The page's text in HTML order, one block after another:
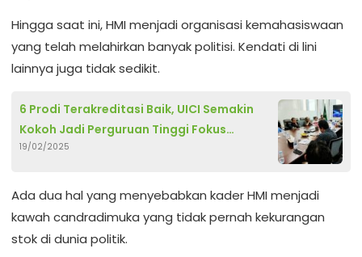
Hingga saat ini, HMI menjadi organisasi kemahasiswaan
yang telah melahirkan banyak politisi. Kendati di lini
lainnya juga tidak sedikit.
6 Prodi Terakreditasi Baik, UICI Semakin
Kokoh Jadi Perguruan Tinggi Fokus
Digitalisasi
19/02/2025
Ada dua hal yang menyebabkan kader HMI menjadi
kawah candradimuka yang tidak pernah kekurangan
stok di dunia politik.